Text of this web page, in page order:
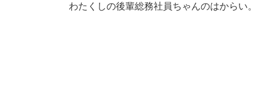
わたくしの後輩総務社員ちゃんのはからい。